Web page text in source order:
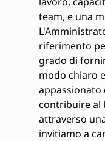
team, e una
riferimento
grado di
modo chiaro
appassionato
contribuire al
attraverso
invitiamo a